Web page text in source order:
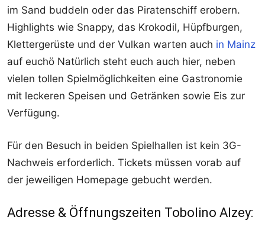
im Sand buddeln oder das Piratenschiff erobern.
Highlights wie Snappy, das Krokodil, Hüpfburgen,
Klettergerüste und der Vulkan warten auch in Mainz
auf euchö Natürlich steht euch auch hier, neben
vielen tollen Spielmöglichkeiten eine Gastronomie
mit leckeren Speisen und Getränken sowie Eis zur
Verfügung.
Für den Besuch in beiden Spielhallen ist kein 3G-
Nachweis erforderlich. Tickets müssen vorab auf
der jeweiligen Homepage gebucht werden.
Adresse & Öffnungszeiten Tobolino Alzey: